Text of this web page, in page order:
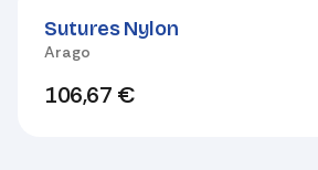
Sutures Nylon
Arago
106,67 €